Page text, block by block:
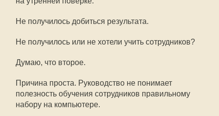
Не получилось добиться результата.
Не получилось или не хотели учить сотрудников?
Думаю, что второе.
Причина проста. Руководство не понимает
полезность обучения сотрудников правильному
набору на компьютере.